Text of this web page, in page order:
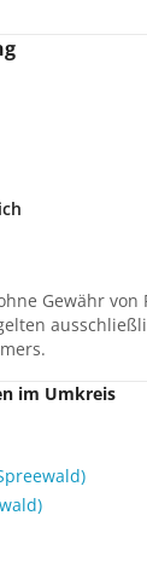
Gewähr von
im Umkreis